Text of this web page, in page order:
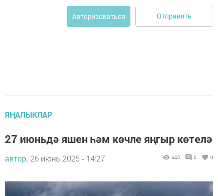
Авторизоваться Отправить
ЯҢАЛЫКЛАР
27 июньдә яшен һәм көчле яңгыр көтелә
автор, 26 июнь 2025 - 14:27 640 0 0